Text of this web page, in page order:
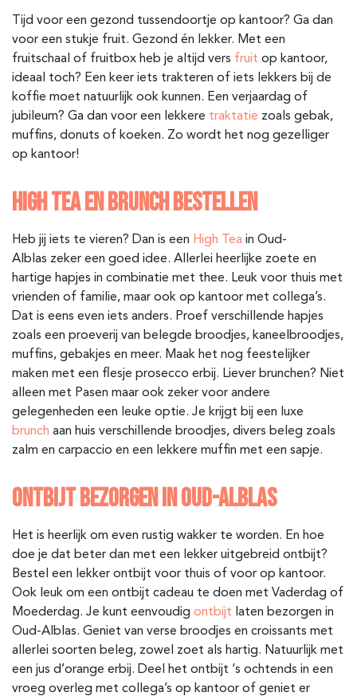
Tijd voor een gezond tussendoortje op kantoor? Ga dan
voor een stukje fruit. Gezond én lekker. Met een
fruitschaal of fruitbox heb je altijd vers fruit op kantoor,
ideaal toch? Een keer iets trakteren of iets lekkers bij de
koffie moet natuurlijk ook kunnen. Een verjaardag of
jubileum? Ga dan voor een lekkere traktatie zoals gebak,
muffins, donuts of koeken. Zo wordt het nog gezelliger
op kantoor!
HIGH TEA EN BRUNCH BESTELLEN
Heb jij iets te vieren? Dan is een High Tea in Oud-
Alblas zeker een goed idee. Allerlei heerlijke zoete en
hartige hapjes in combinatie met thee. Leuk voor thuis met
vrienden of familie, maar ook op kantoor met collega’s.
Dat is eens even iets anders. Proef verschillende hapjes
zoals een proeverij van belegde broodjes, kaneelbroodjes,
muffins, gebakjes en meer. Maak het nog feestelijker
maken met een flesje prosecco erbij. Liever brunchen? Niet
alleen met Pasen maar ook zeker voor andere
gelegenheden een leuke optie. Je krijgt bij een luxe
brunch aan huis verschillende broodjes, divers beleg zoals
zalm en carpaccio en een lekkere muffin met een sapje.
ONTBIJT BEZORGEN IN OUD-ALBLAS
Het is heerlijk om even rustig wakker te worden. En hoe
doe je dat beter dan met een lekker uitgebreid ontbijt?
Bestel een lekker ontbijt voor thuis of voor op kantoor.
Ook leuk om een ontbijt cadeau te doen met Vaderdag of
Moederdag. Je kunt eenvoudig ontbijt laten bezorgen in
Oud-Alblas. Geniet van verse broodjes en croissants met
allerlei soorten beleg, zowel zoet als hartig. Natuurlijk met
een jus d’orange erbij. Deel het ontbijt ‘s ochtends in een
vroeg overleg met collega’s op kantoor of geniet er